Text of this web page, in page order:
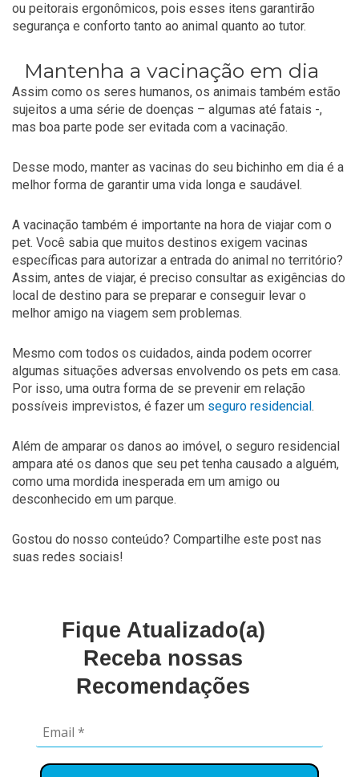
ou peitorais ergonômicos, pois esses itens garantirão
segurança e conforto tanto ao animal quanto ao tutor.
Mantenha a vacinação em dia
Assim como os seres humanos, os animais também estão
sujeitos a uma série de doenças – algumas até fatais -,
mas boa parte pode ser evitada com a vacinação.
Desse modo, manter as vacinas do seu bichinho em dia é a
melhor forma de garantir uma vida longa e saudável.
A vacinação também é importante na hora de viajar com o
pet. Você sabia que muitos destinos exigem vacinas
específicas para autorizar a entrada do animal no território?
Assim, antes de viajar, é preciso consultar as exigências do
local de destino para se preparar e conseguir levar o
melhor amigo na viagem sem problemas.
Mesmo com todos os cuidados, ainda podem ocorrer
algumas situações adversas envolvendo os pets em casa.
Por isso, uma outra forma de se prevenir em relação
possíveis imprevistos, é fazer um seguro residencial .
Além de amparar os danos ao imóvel, o seguro residencial
ampara até os danos que seu pet tenha causado a alguém,
como uma mordida inesperada em um amigo ou
desconhecido em um parque.
Gostou do nosso conteúdo? Compartilhe este post nas
suas redes sociais!
Fique Atualizado(a)
Receba nossas
Recomendações